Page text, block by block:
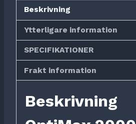
Beskrivning
Ytterligare information
SPECIFIKATIONER
Frakt information
Beskrivning